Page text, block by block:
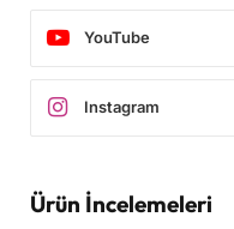
YouTube
Instagram
Ürün İncelemeleri